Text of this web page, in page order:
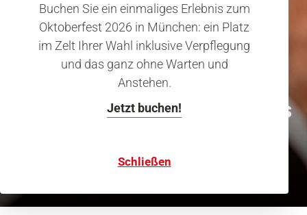
Buchen Sie ein einmaliges Erlebnis zum
Oktoberfest 2026 in München: ein Platz
im Zelt Ihrer Wahl inklusive Verpflegung
und das ganz ohne Warten und
Anstehen.
Jetzt buchen!
Schließen
150 Jahre TUM
Von der Kältemaschine bis